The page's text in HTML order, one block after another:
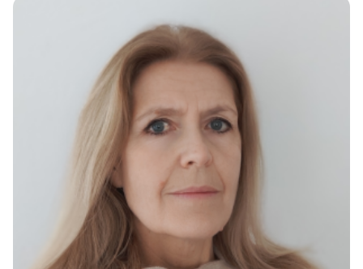
Unser Netzwerk
Unsere Gemeinschaft